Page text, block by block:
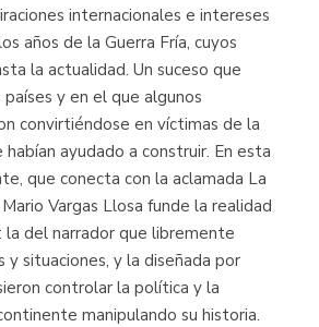
internacionales e intereses
años de la Guerra Fría, cuyos
la actualidad. Un suceso que
y en el que algunos
convirtiéndose en víctimas de la
ayudado a construir. En esta
que conecta con la aclamada La
Vargas Llosa funde la realidad
la del narrador que libremente
y situaciones, y la diseñada por
controlar la política y la
manipulando su historia.